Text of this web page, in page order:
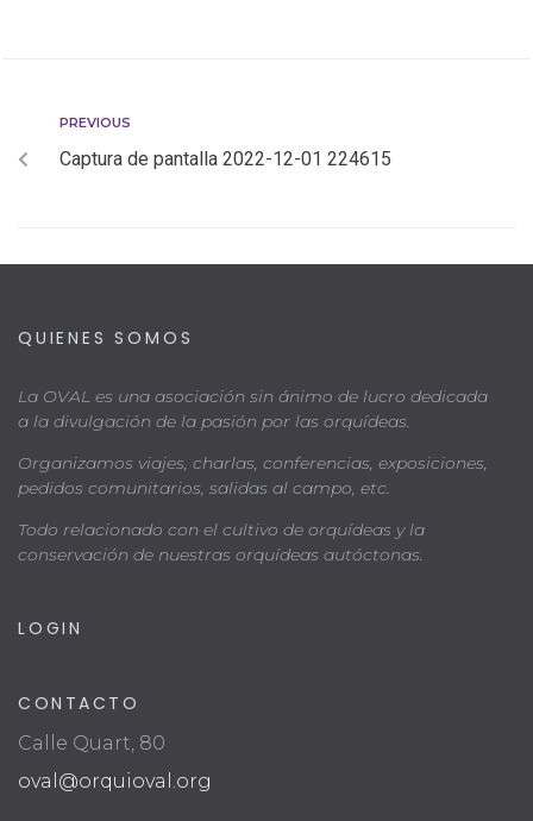
PREVIOUS
Captura de pantalla 2022-12-01 224615
QUIENES SOMOS
La OVAL es una asociación sin ánimo de lucro dedicada
a la divulgación de la pasión por las orquídeas.
Organizamos viajes, charlas, conferencias, exposiciones,
pedidos comunitarios, salidas al campo, etc.
Todo relacionado con el cultivo de orquídeas y la
conservación de nuestras orquídeas autóctonas.
LOGIN
CONTACTO
Calle Quart, 80
oval@orquioval.org